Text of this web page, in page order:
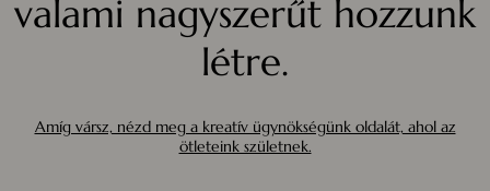
valami nagyszerűt hozzunk
létre.
Amíg vársz, nézd meg a kreatív ügynökségünk oldalát, ahol az
ötleteink születnek.